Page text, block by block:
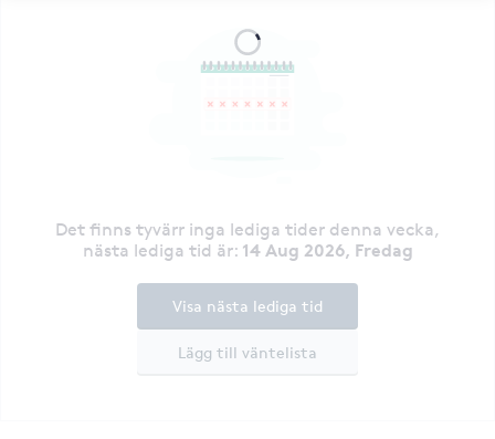
Det finns tyvärr inga lediga tider denna vecka,
nästa lediga tid är: 14 Aug 2026, Fredag
Lägg till väntelista
Visa nästa lediga tid